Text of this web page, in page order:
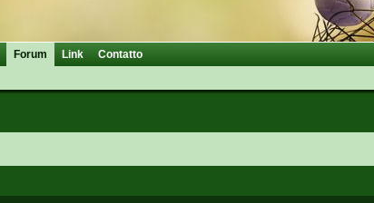
Forum
Link Contatto